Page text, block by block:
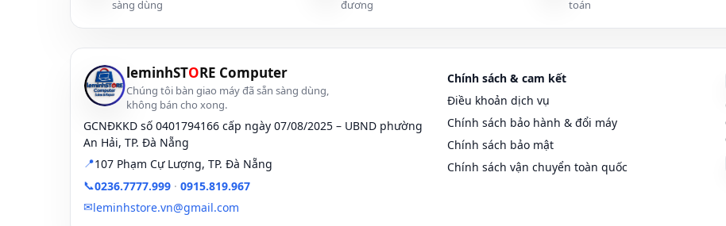
Học tập, văn
phòng, họp trực
tuyến
8GB 256GB
Word/Excel/Slides, trình duyệt nhiều tab,
Zoom/Meet ổn định; dữ liệu chủ yếu là tài liệu,
file PDF.
Content
marketing, bán
hàng online
8–
256–
Thao tác với ảnh, video ngắn, Canva, CapCut;
16GB giúp thoáng hơn khi mở nhiều app, nhiều
Coder cơ bản /
16GB
IDE + terminal + trình duyệt để tra cứu; 16GB
giúp giữ trải nghiệm mượt khi chạy nhiều
sàng dùng
đương
toán
leminhSTORE Computer
Chúng tôi bàn giao máy đã sẵn sàng dùng,
không bán cho xong.
GCNĐKKD số 0401794166 cấp ngày 07/08/2025 – UBND phường
An Hải, TP. Đà Nẵng
📍107 Phạm Cự Lượng, TP. Đà Nẵng
📞0236.7777.999 · 0915.819.967
✉leminhstore.vn@gmail.com
Chính sách & cam kết
Điều khoản dịch vụ
Chính sách bảo hành & đổi máy
Chính sách bảo mật
Chính sách vận chuyển toàn quốc